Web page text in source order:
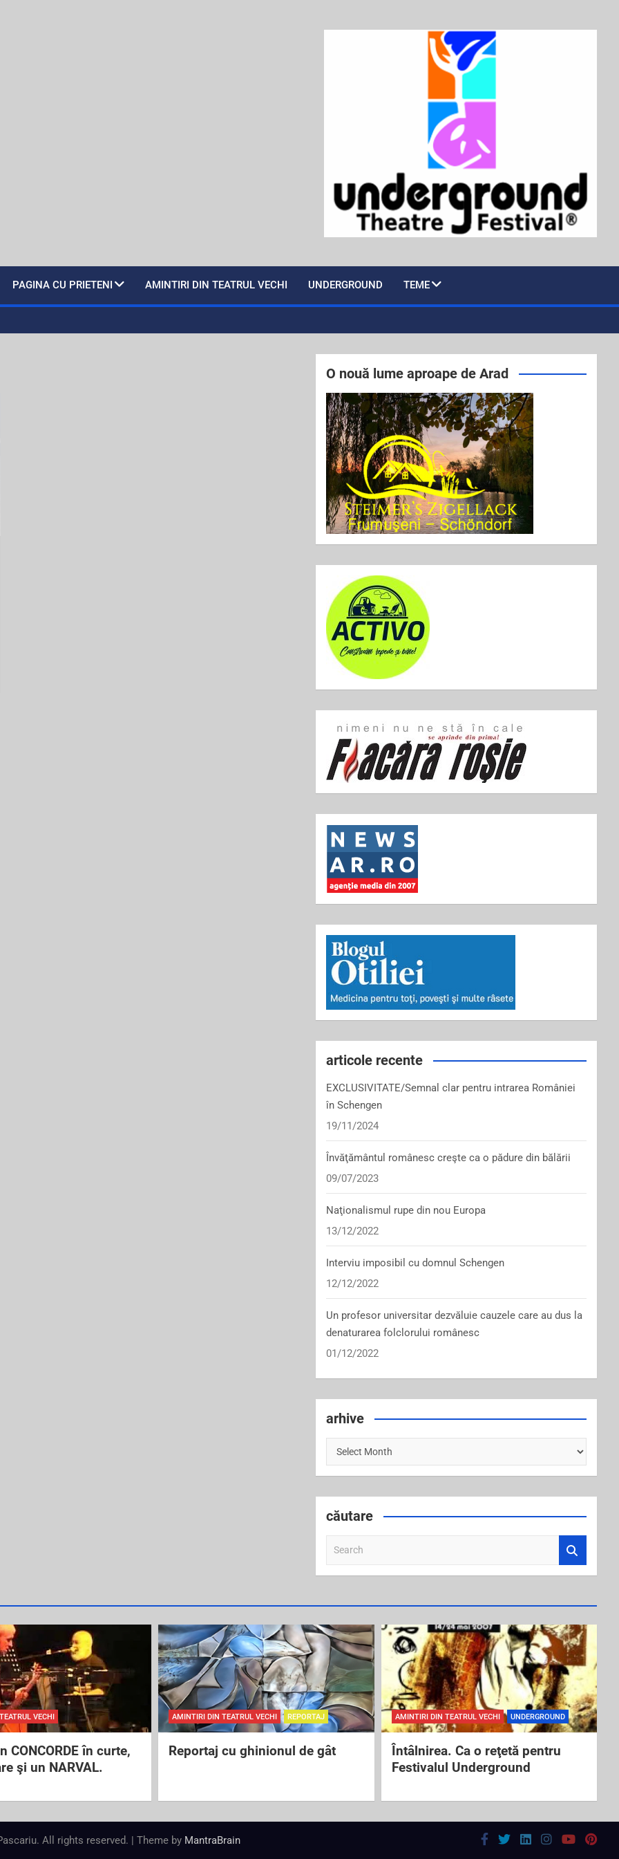
PAGINA CU PRIETENI AMINTIRI DIN TEATRUL VECHI UNDERGROUND TEME
O nouă lume aproape de Arad
articole recente
EXCLUSIVITATE/Semnal clar pentru intrarea României
în Schengen
19/11/2024
Învăţământul românesc creşte ca o pădure din bălării
09/07/2023
Naţionalismul rupe din nou Europa
13/12/2022
Interviu imposibil cu domnul Schengen
12/12/2022
Un profesor universitar dezvăluie cauzele care au dus la
denaturarea folclorului românesc
01/12/2022
arhive
arhive
căutare
a
h
VECHI
CONCORDE în curte,
şi un NARVAL.
AMINTIRI DIN TEATRUL VECHI REPORTAJ
Reportaj cu ghinionul de gât
AMINTIRI DIN TEATRUL VECHI UNDERGROUND
Întâlnirea. Ca o reţetă pentru
Festivalul Underground
All rights reserved. | Theme by MantraBrain